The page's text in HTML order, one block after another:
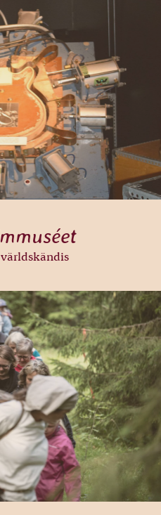
världskändis